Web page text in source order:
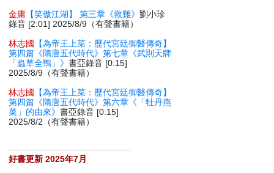
金庸 【笑傲江湖】 第三章《救難》劉小珍
錄音 [2:01] 2025/8/9（有聲書籍）
林志國
【為帝王上菜：歷代宮廷御醫傳奇】
第四篇《隋唐五代時代》第七章《武則天牌
「蟲草全鴨」》書亞錄音 [0:15]
2025/8/9（有聲書籍）
林志國
【為帝王上菜：歷代宮廷御醫傳奇】
第四篇《隋唐五代時代》第六章《「牡丹燕
菜」的由來》書亞錄音 [0:15]
2025/8/2（有聲書籍）
好書更新 2025年7月